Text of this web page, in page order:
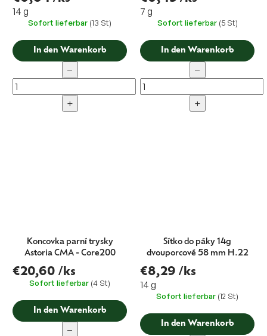
14 g
Sofort lieferbar (13 St)
In den Warenkorb
−
+
7 g
Sofort lieferbar (5 St)
In den Warenkorb
−
+
Koncovka parní trysky
Astoria CMA - Core200
€20,60 /ks
Sofort lieferbar (4 St)
In den Warenkorb
−
Sítko do páky 14g
dvouporcové 58 mm H.22
€8,29 /ks
14 g
Sofort lieferbar (12 St)
In den Warenkorb